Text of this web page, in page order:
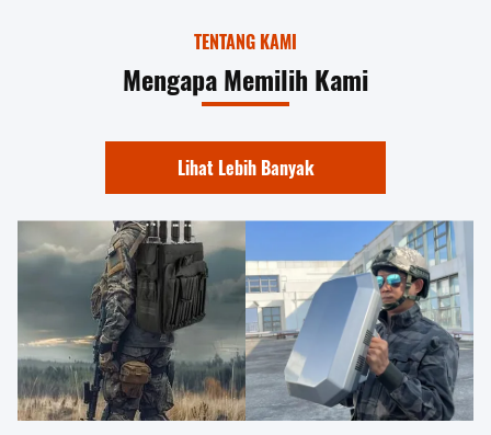
TENTANG KAMI
Mengapa Memilih Kami
Lihat Lebih Banyak